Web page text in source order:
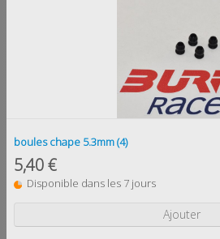
boules chape 5.3mm (4)
5,40 €
Disponible dans les 7 jours
Ajouter